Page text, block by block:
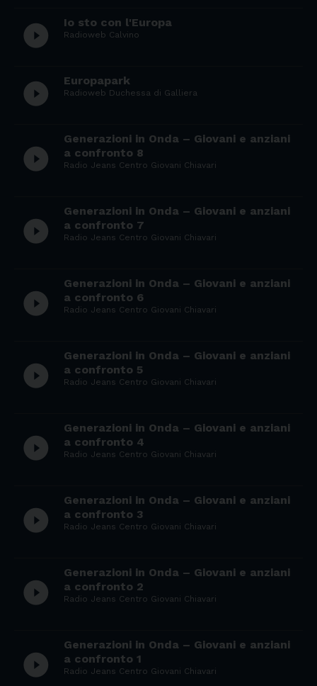
play_circle_filled Io sto con l'Europa
Radioweb Calvino
play_circle_filled Europapark
Radioweb Duchessa di Galliera
play_circle_filled
Generazioni in Onda – Giovani e anziani
a confronto 8
Radio Jeans Centro Giovani Chiavari
play_circle_filled
Generazioni in Onda – Giovani e anziani
a confronto 7
Radio Jeans Centro Giovani Chiavari
play_circle_filled
Generazioni in Onda – Giovani e anziani
a confronto 6
Radio Jeans Centro Giovani Chiavari
play_circle_filled
Generazioni in Onda – Giovani e anziani
a confronto 5
Radio Jeans Centro Giovani Chiavari
play_circle_filled
Generazioni in Onda – Giovani e anziani
a confronto 4
Radio Jeans Centro Giovani Chiavari
play_circle_filled
Generazioni in Onda – Giovani e anziani
a confronto 3
Radio Jeans Centro Giovani Chiavari
play_circle_filled
Generazioni in Onda – Giovani e anziani
a confronto 2
Radio Jeans Centro Giovani Chiavari
play_circle_filled
Generazioni in Onda – Giovani e anziani
a confronto 1
Radio Jeans Centro Giovani Chiavari